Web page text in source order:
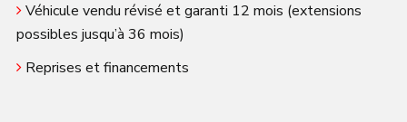
Véhicule vendu révisé et garanti 12 mois (extensions
possibles jusqu’à 36 mois)
Reprises et financements